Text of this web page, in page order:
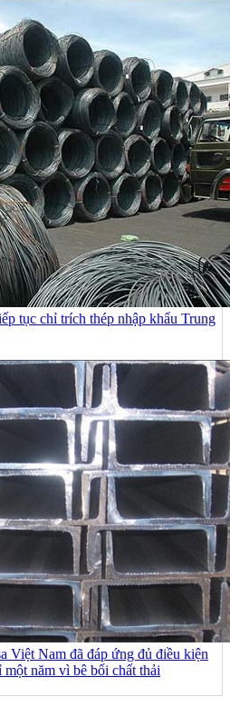
tục chỉ trích thép nhập khẩu Trung
Việt Nam đã đáp ứng đủ điều kiện
năm vì bê bối chất thải